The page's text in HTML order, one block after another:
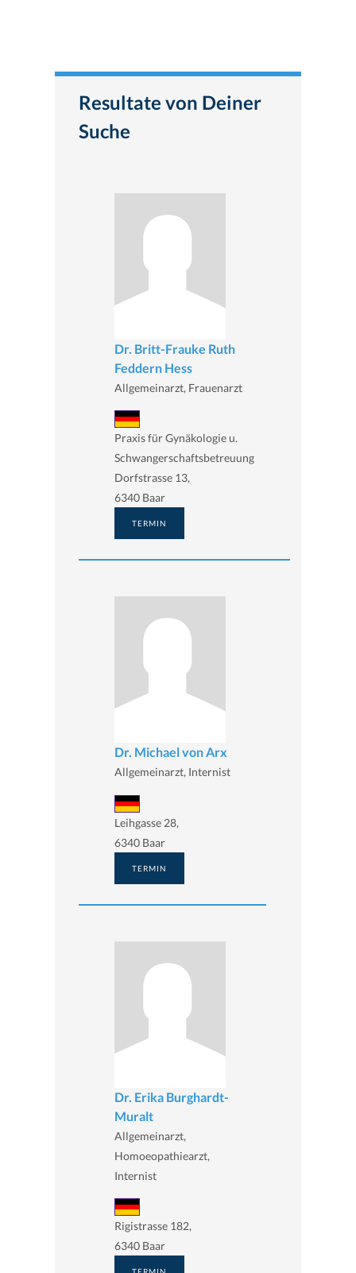
Resultate von Deiner
Suche
Dr. Britt-Frauke Ruth
Feddern Hess
Allgemeinarzt, Frauenarzt
Praxis für Gynäkologie u.
Schwangerschaftsbetreuung
Dorfstrasse 13,
6340 Baar
TERMIN
Dr. Michael von Arx
Allgemeinarzt, Internist
Leihgasse 28,
6340 Baar
TERMIN
Dr. Erika Burghardt-
Muralt
Allgemeinarzt,
Homoeopathiearzt,
Internist
Rigistrasse 182,
6340 Baar